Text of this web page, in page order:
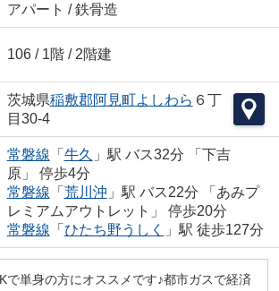
アパート / 鉄骨造
106 / 1階 / 2階建
茨城県稲敷郡阿見町よしわら ６丁
目30-4
常磐線 「 牛久 」駅 バス32分 「下吉
原」 停歩4分
常磐線 「 荒川沖 」駅 バス22分 「あみプ
レミアムアウトレット」 停歩20分
常磐線 「 ひたち野うしく 」駅 徒歩127分
で単身の方にオススメです♪都市ガスで経済